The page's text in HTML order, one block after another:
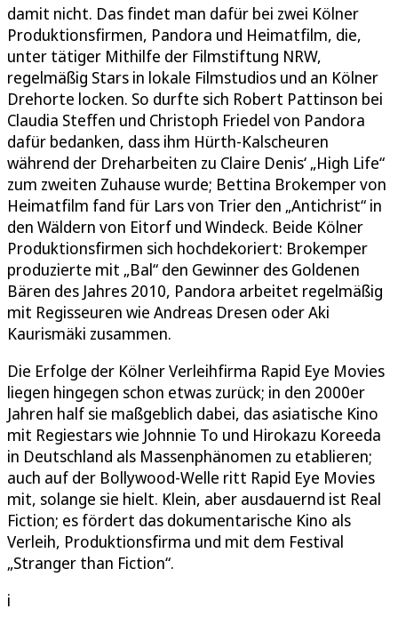
damit nicht. Das findet man dafür bei zwei Kölner
Produktionsfirmen, Pandora und Heimatfilm, die,
unter tätiger Mithilfe der Filmstiftung NRW,
regelmäßig Stars in lokale Filmstudios und an Kölner
Drehorte locken. So durfte sich Robert Pattinson bei
Claudia Steffen und Christoph Friedel von Pandora
dafür bedanken, dass ihm Hürth-Kalscheuren
während der Dreharbeiten zu Claire Denis‘ „High Life“
zum zweiten Zuhause wurde; Bettina Brokemper von
Heimatfilm fand für Lars von Trier den „Antichrist“ in
den Wäldern von Eitorf und Windeck. Beide Kölner
Produktionsfirmen sich hochdekoriert: Brokemper
produzierte mit „Bal“ den Gewinner des Goldenen
Bären des Jahres 2010, Pandora arbeitet regelmäßig
mit Regisseuren wie Andreas Dresen oder Aki
Kaurismäki zusammen.
Die Erfolge der Kölner Verleihfirma Rapid Eye Movies
liegen hingegen schon etwas zurück; in den 2000er
Jahren half sie maßgeblich dabei, das asiatische Kino
mit Regiestars wie Johnnie To und Hirokazu Koreeda
in Deutschland als Massenphänomen zu etablieren;
auch auf der Bollywood-Welle ritt Rapid Eye Movies
mit, solange sie hielt. Klein, aber ausdauernd ist Real
Fiction; es fördert das dokumentarische Kino als
Verleih, Produktionsfirma und mit dem Festival
„Stranger than Fiction“.
i